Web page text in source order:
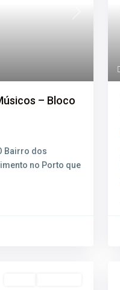
– Bloco
Bairro dos
no Porto que